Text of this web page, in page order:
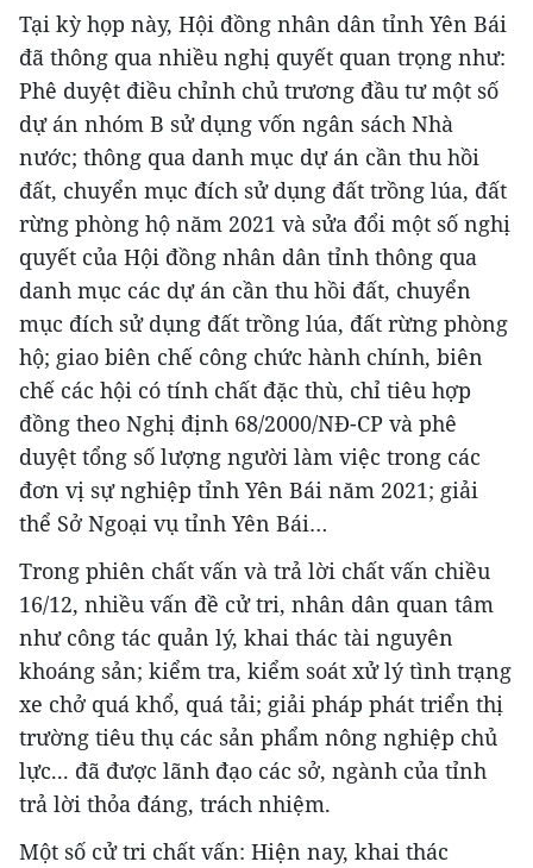
Tại kỳ họp này, Hội đồng nhân dân tỉnh Yên Bái
đã thông qua nhiều nghị quyết quan trọng như:
Phê duyệt điều chỉnh chủ trương đầu tư một số
dự án nhóm B sử dụng vốn ngân sách Nhà
nước; thông qua danh mục dự án cần thu hồi
đất, chuyển mục đích sử dụng đất trồng lúa, đất
rừng phòng hộ năm 2021 và sửa đổi một số nghị
quyết của Hội đồng nhân dân tỉnh thông qua
danh mục các dự án cần thu hồi đất, chuyển
mục đích sử dụng đất trồng lúa, đất rừng phòng
hộ; giao biên chế công chức hành chính, biên
chế các hội có tính chất đặc thù, chỉ tiêu hợp
đồng theo Nghị định 68/2000/NĐ-CP và phê
duyệt tổng số lượng người làm việc trong các
đơn vị sự nghiệp tỉnh Yên Bái năm 2021; giải
thể Sở Ngoại vụ tỉnh Yên Bái…
Trong phiên chất vấn và trả lời chất vấn chiều
16/12, nhiều vấn đề cử tri, nhân dân quan tâm
như công tác quản lý, khai thác tài nguyên
khoáng sản; kiểm tra, kiểm soát xử lý tình trạng
xe chở quá khổ, quá tải; giải pháp phát triển thị
trường tiêu thụ các sản phẩm nông nghiệp chủ
lực... đã được lãnh đạo các sở, ngành của tỉnh
trả lời thỏa đáng, trách nhiệm.
Một số cử tri chất vấn: Hiện nay, khai thác